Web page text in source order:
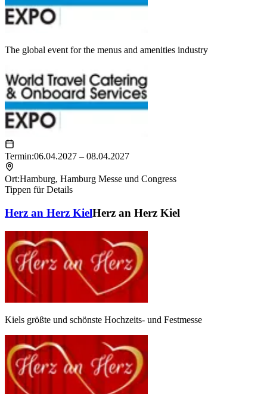
The global event for the menus and amenities industry
Termin:06.04.2027 – 08.04.2027
Ort:Hamburg, Hamburg Messe und Congress
Tippen für Details
Herz an Herz KielHerz an Herz Kiel
Kiels größte und schönste Hochzeits- und Festmesse